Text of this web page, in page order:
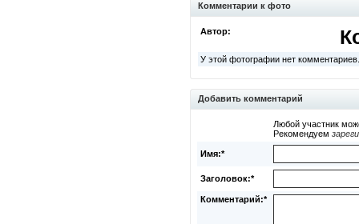
Комментарии к фото
Автор:
У этой фотографии нет комментариев.
Добавить комментарий
Любой участник
Рекомендуем
Имя:*
Заголовок:*
Комментарий:*